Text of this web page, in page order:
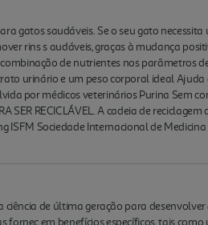
gatos saudáveis. Se o seu gato necessita
rins s audáveis, graças à mudança
de nutrientes nos parâmetros
urinário e um peso corporal ideal Ajuda
por médicos veterinários Purina Sem
SER RECICLÁVEL. A cadeia de reciclagem
Sociedade Internacional de Medicina
ciência de última geração para desenvolver
em benefícios específicos, tais como